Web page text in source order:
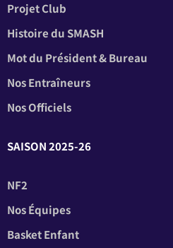
Projet Club
Histoire du SMASH
Mot du Président & Bureau
Nos Entraîneurs
Nos Officiels
SAISON 2025-26
NF2
Nos Équipes
Basket Enfant